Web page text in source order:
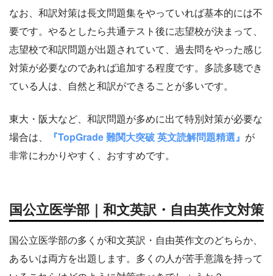
なお、和訳対策は長文問題集をやっていれば基本的には不
要です。やるとしたら共通テスト後に志望校が決まって、
志望校で和訳問題が出題されていて、過去問をやった感じ
対策が必要なのであれば追加する程度です。多読多聴でき
ている人は、自然と和訳ができることが多いです。
東大・阪大など、和訳問題が多めに出て特別対策が必要な
場合は、
『TopGrade 難関大突破 英文読解問題精選』 が
非常にわかりやすく、おすすめです。
国公立医学部｜和文英訳・自由英作文対策
国公立医学部の多くが和文英訳・自由英作文のどちらか、
あるいは両方を出題します。多くの人が苦手意識を持って